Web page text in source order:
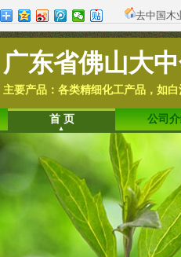
去中国木
广东省佛山大
主要产品：各类精细化工产品，如
首 页 公司